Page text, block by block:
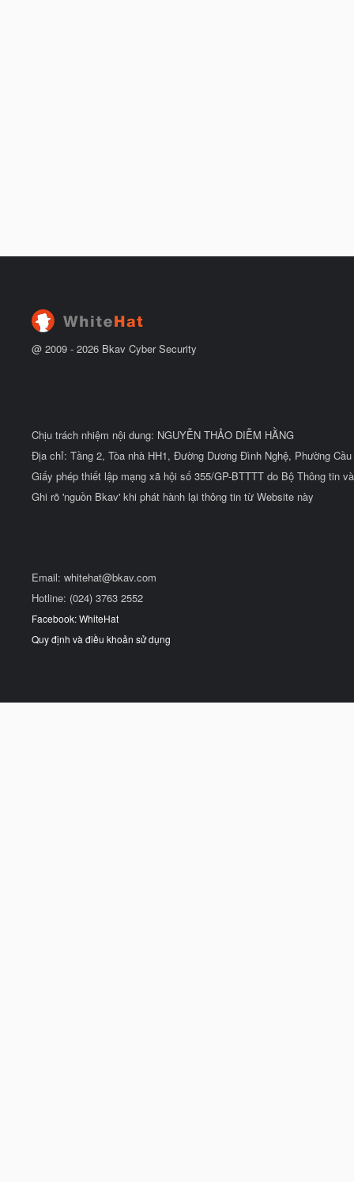
@ 2009 - 2026 Bkav Cyber Security
Chịu trách nhiệm nội dung: NGUYỄN THẢO DIỄM HẰNG
Địa chỉ: Tầng 2, Tòa nhà HH1, Đường Dương Đình Nghệ, Phường
Giấy phép thiết lập mạng xã hội số 355/GP-BTTTT do Bộ Thông tin
Ghi rõ 'nguồn Bkav' khi phát hành lại thông tin từ Website này
Email: whitehat@bkav.com
Hotline: (024) 3763 2552
Facebook: WhiteHat
Quy định và điều khoản sử dụng